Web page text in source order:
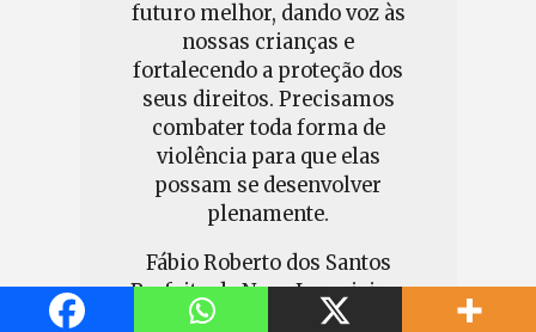
futuro melhor, dando voz às
nossas crianças e
fortalecendo a proteção dos
seus direitos. Precisamos
combater toda forma de
violência para que elas
possam se desenvolver
plenamente.
Fábio Roberto dos Santos
Prefeito de Nova Laranjeiras